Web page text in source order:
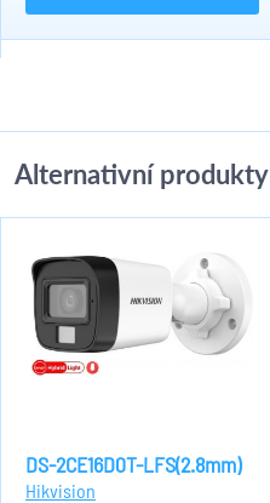
Alternativní produkty
DS-2CE16D0T-LFS(2.8mm)
Hikvision